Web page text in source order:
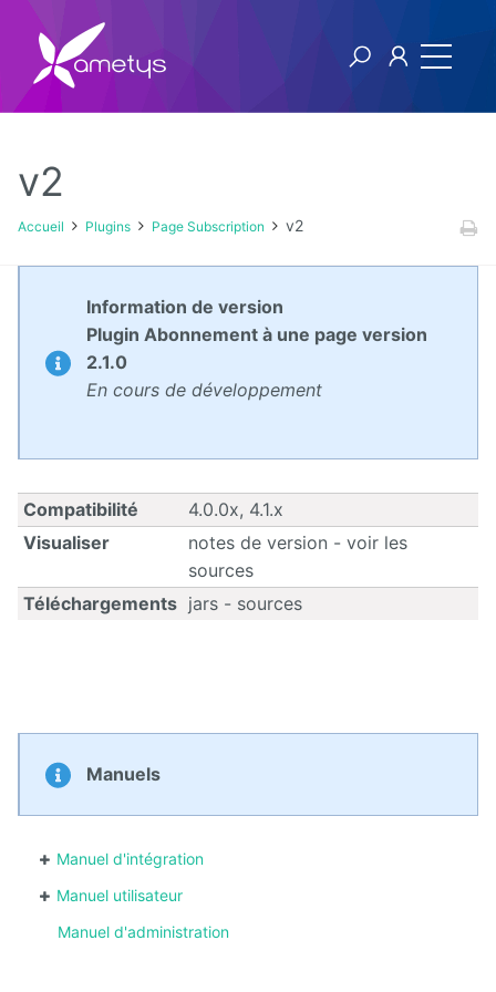
Plugins
AI
NTLM
Blog
BPM
Calendar
CaptchEtat
Content
IO
Editor
Dashboard
v2
Accueil Plugins Page Subscription v2
Information de version
Plugin Abonnement à une page version
2.1.0
En cours de développement
Compatibilité
4.0.0x, 4.1.x
Visualiser
notes de version - voir les
sources
Téléchargements jars - sources
Manuels
Manuel d'intégration
Manuel utilisateur
Manuel d'administration